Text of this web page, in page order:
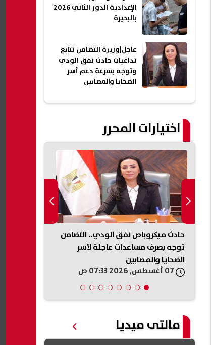
الإعدادية الدور الثاني 2026
بالبحيرة
عاجل|وزيرة التضامن تتابع
تداعيات حادث نفق الودي
وتوجه بسرعة دعم أسر
الضحايا والمصابين
اختيارات المحرر
حادث ميكروباص نفق الودي.. التضامن
توجه بصرف مساعدات عاجلة لأسر
الضحايا والمصابين
مالتى ميديا